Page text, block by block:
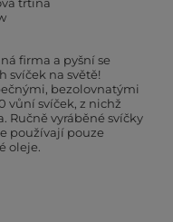
firma a pyšní se
svíček na světě!
bezolovnatými
vůní svíček, z nichž
Ručně vyráběné svíčky
používají pouze
oleje.